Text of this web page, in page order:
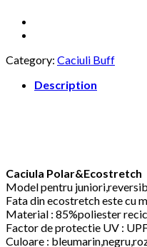
Category: Caciuli Buff
Description
Caciula Polar&Ecostretch
Model pentru
Fata din ecostretch este cu
Material : 85%poliester
Factor de protectie UV :
Culoare :